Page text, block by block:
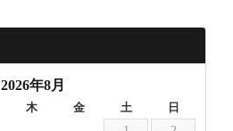
2026年8月
木 金 土 日